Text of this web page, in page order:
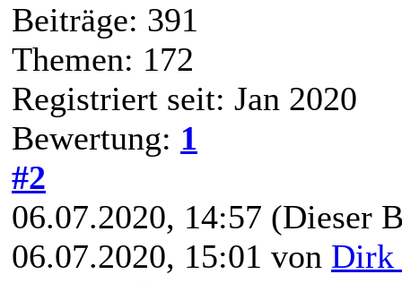
Beiträge: 391
Themen: 172
Registriert seit: Jan 2020
Bewertung: 1
#2
06.07.2020, 14:57 (Dieser
06.07.2020, 15:01 von Dirk